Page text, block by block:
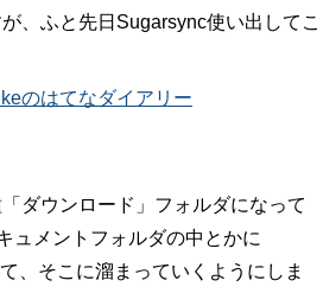
、ふと先日Sugarsync使い出してこ
のはてなダイアリー
ダウンロード」フォルダになって
ュメントフォルダの中とかに
、そこに溜まっていくようにしま